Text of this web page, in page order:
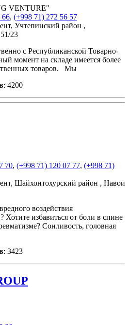
66, (+998 71) 272 56 57
Учтепинский район ,
23
с Республиканской Товарно-
момент на складе имеется более
товаров. Мы
: 4200
70, (+998 71) 120 07 77, (+998 71)
Шайхонтохурский район , Навои
воздействия
Хотите избавиться от боли в спине
Сонливость, головная
: 3423